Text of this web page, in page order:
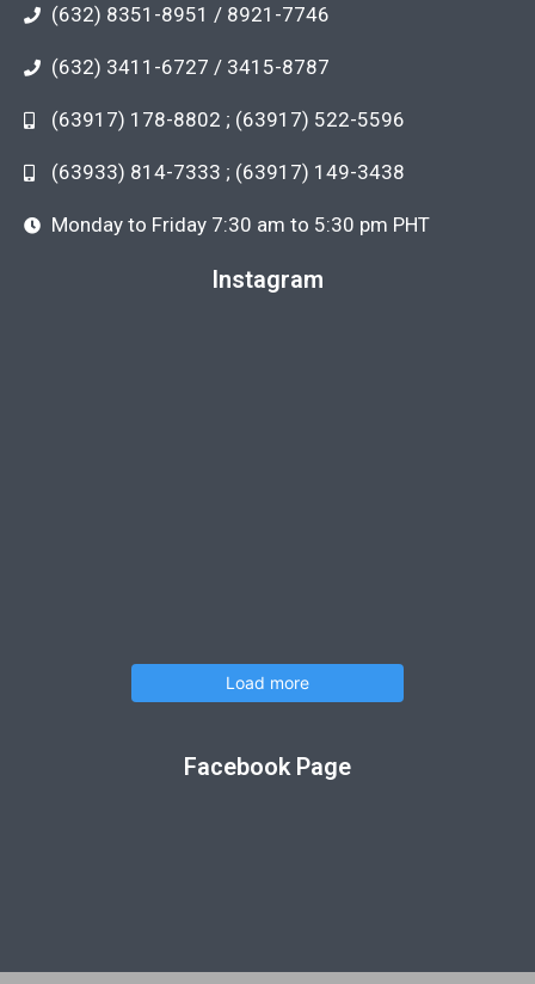
(632) 8351-8951 / 8921-7746
(632) 3411-6727 / 3415-8787
(63917) 178-8802 ; (63917) 522-5596
(63933) 814-7333 ; (63917) 149-3438
Monday to Friday 7:30 am to 5:30 pm PHT
Instagram
Load more
Facebook Page